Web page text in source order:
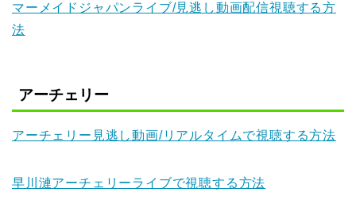
マーメイドジャパンライブ/見逃し動画配信視聴する方
法
アーチェリー
アーチェリー見逃し動画/リアルタイムで視聴する方法
早川漣アーチェリーライブで視聴する方法